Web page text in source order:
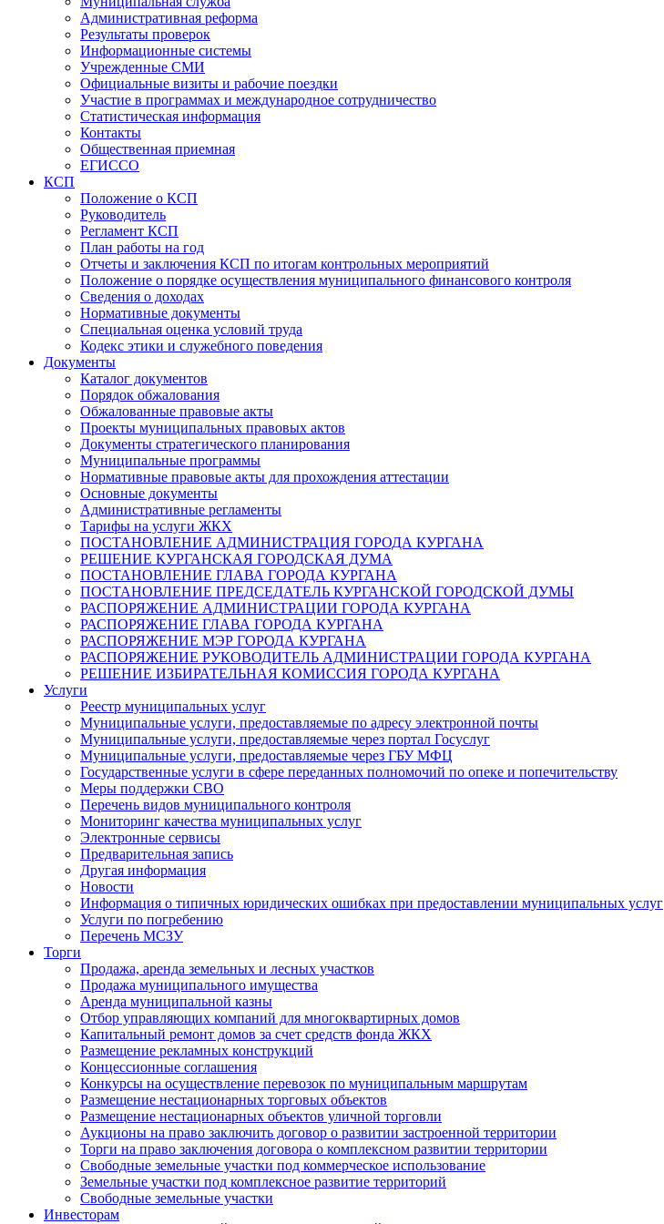
Административная реформа
Результаты проверок
Информационные системы
Учрежденные СМИ
Официальные визиты и рабочие поездки
Участие в программах и международное сотрудничество
Статистическая информация
Контакты
Общественная приемная
ЕГИССО
КСП
Положение о КСП
Руководитель
Регламент КСП
План работы на год
Отчеты и заключения КСП по итогам контрольных мероприятий
Положение о порядке осуществления муниципального финансового контроля
Сведения о доходах
Нормативные документы
Специальная оценка условий труда
Кодекс этики и служебного поведения
Документы
Каталог документов
Порядок обжалования
Обжалованные правовые акты
Проекты муниципальных правовых актов
Документы стратегического планирования
Муниципальные программы
Нормативные правовые акты для прохождения аттестации
Основные документы
Административные регламенты
Тарифы на услуги ЖКХ
ПОСТАНОВЛЕНИЕ АДМИНИСТРАЦИЯ ГОРОДА КУРГАНА
РЕШЕНИЕ КУРГАНСКАЯ ГОРОДСКАЯ ДУМА
ПОСТАНОВЛЕНИЕ ГЛАВА ГОРОДА КУРГАНА
ПОСТАНОВЛЕНИЕ ПРЕДСЕДАТЕЛЬ КУРГАНСКОЙ ГОРОДСКОЙ ДУМЫ
РАСПОРЯЖЕНИЕ АДМИНИСТРАЦИИ ГОРОДА КУРГАНА
РАСПОРЯЖЕНИЕ ГЛАВА ГОРОДА КУРГАНА
РАСПОРЯЖЕНИЕ МЭР ГОРОДА КУРГАНА
РАСПОРЯЖЕНИЕ РУКОВОДИТЕЛЬ АДМИНИСТРАЦИИ ГОРОДА КУРГАНА
РЕШЕНИЕ ИЗБИРАТЕЛЬНАЯ КОМИССИЯ ГОРОДА КУРГАНА
Услуги
Реестр муниципальных услуг
Муниципальные услуги, предоставляемые по адресу электронной почты
Муниципальные услуги, предоставляемые через портал Госуслуг
Муниципальные услуги, предоставляемые через ГБУ МФЦ
Государственные услуги в сфере переданных полномочий по опеке и попечительству
Меры поддержки СВО
Перечень видов муниципального контроля
Мониторинг качества муниципальных услуг
Электронные сервисы
Предварительная запись
Другая информация
Новости
Информация о типичных юридических ошибках при предоставлении муниципальных услуг
Услуги по погребению
Перечень МСЗУ
Торги
Продажа, аренда земельных и лесных участков
Продажа муниципального имущества
Аренда муниципальной казны
Отбор управляющих компаний для многоквартирных домов
Капитальный ремонт домов за счет средств фонда ЖКХ
Размещение рекламных конструкций
Концессионные соглашения
Конкурсы на осуществление перевозок по муниципальным маршрутам
Размещение нестационарных торговых объектов
Размещение нестационарных объектов уличной торговли
Аукционы на право заключить договор о развитии застроенной территории
Торги на право заключения договора о комплексном развитии территории
Свободные земельные участки под коммерческое использование
Земельные участки под комплексное развитие территорий
Свободные земельные участки
Инвесторам